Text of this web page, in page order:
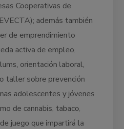
Cooperativas de
además también
de emprendimiento
activa de empleo,
orientación laboral,
taller sobre prevención
adolescentes y jóvenes
de cannabis, tabaco,
juego que impartirá la